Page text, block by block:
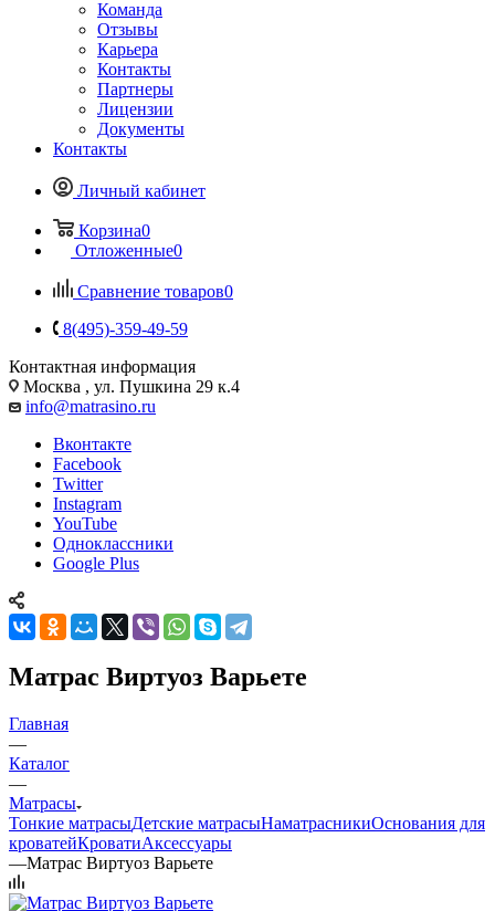
Команда
Отзывы
Карьера
Контакты
Партнеры
Лицензии
Документы
Контакты
Личный кабинет
Корзина0
Отложенные0
Сравнение товаров0
8(495)-359-49-59
Контактная информация
Москва , ул. Пушкина 29 к.4
info@matrasino.ru
Вконтакте
Facebook
Twitter
Instagram
YouTube
Одноклассники
Google Plus
Матрас Виртуоз Варьете
Главная
—
Каталог
—
Матрасы
Тонкие матрасыДетские матрасыНаматрасникиОснования для
кроватейКроватиАксессуары
—Матрас Виртуоз Варьете